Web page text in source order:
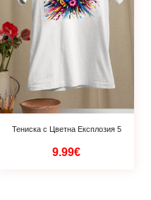
Тениска с Цветна Експлозия 5
9.99€